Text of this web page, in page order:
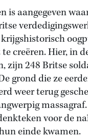
is aangegeven
creëren. Hier, in
zijn 248 Britse
grond die ze
weer terug
voor de
einde kwamen.